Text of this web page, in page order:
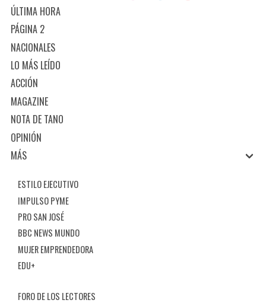
ÚLTIMA HORA
PÁGINA 2
NACIONALES
LO MÁS LEÍDO
ACCIÓN
MAGAZINE
NOTA DE TANO
OPINIÓN
MÁS
ESTILO EJECUTIVO
IMPULSO PYME
PRO SAN JOSÉ
BBC NEWS MUNDO
MUJER EMPRENDEDORA
EDU+
FORO DE LOS LECTORES